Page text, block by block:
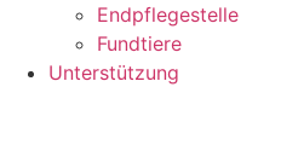
Endpflegestelle
Fundtiere
Unterstützung